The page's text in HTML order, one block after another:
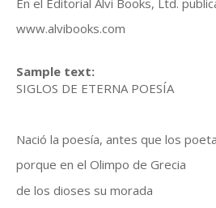
www.alvibooks.com
Sample text:
SIGLOS DE ETERNA POESÍA
Nació la poesía, antes que los
porque en el Olimpo de Grecia
de los dioses su morada